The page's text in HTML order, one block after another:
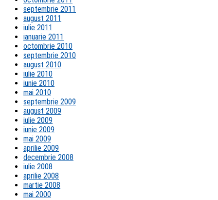
septembrie 2011
august 2011
iulie 2011
ianuarie 2011
octombrie 2010
septembrie 2010
august 2010
iulie 2010
iunie 2010
mai 2010
septembrie 2009
august 2009
iulie 2009
iunie 2009
mai 2009
aprilie 2009
decembrie 2008
iulie 2008
aprilie 2008
martie 2008
mai 2000